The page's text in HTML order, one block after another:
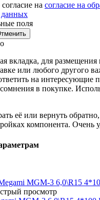
на согласие на
данных
поля
вкладка, для
или любого другого
на интересующие
сомнения в покупке.
её или вернуть
компонента. Очень
просмотр